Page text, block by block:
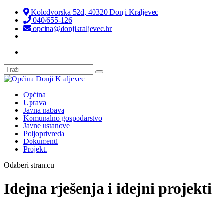
Kolodvorska 52d, 40320 Donji Kraljevec
040/655-126
opcina@donjikraljevec.hr
Općina
Uprava
Javna nabava
Komunalno gospodarstvo
Javne ustanove
Poljoprivreda
Dokumenti
Projekti
Odaberi stranicu
Idejna rješenja i idejni projekti